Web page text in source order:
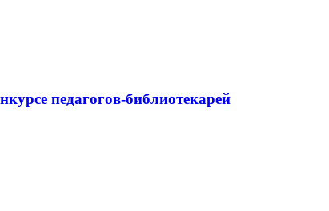
педагогов-библиотекарей